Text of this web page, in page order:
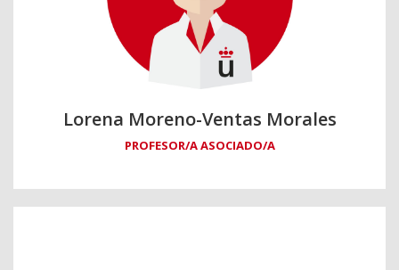
Lorena Moreno-Ventas Morales
PROFESOR/A ASOCIADO/A